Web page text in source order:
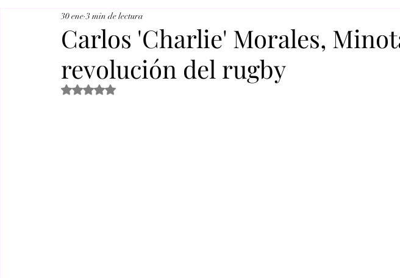
Carlos 'Charlie' Morales,
revolución del rugby
30 ene 3 min de lectura
Obtuvo NaN de 5 estrellas.